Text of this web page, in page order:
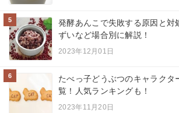
5
発酵あんこで失敗する原因と対
ずいなど場合別に解説！
2023年12月01日
6
たべっ子どうぶつのキャラクタ
覧！人気ランキングも！
2023年11月20日